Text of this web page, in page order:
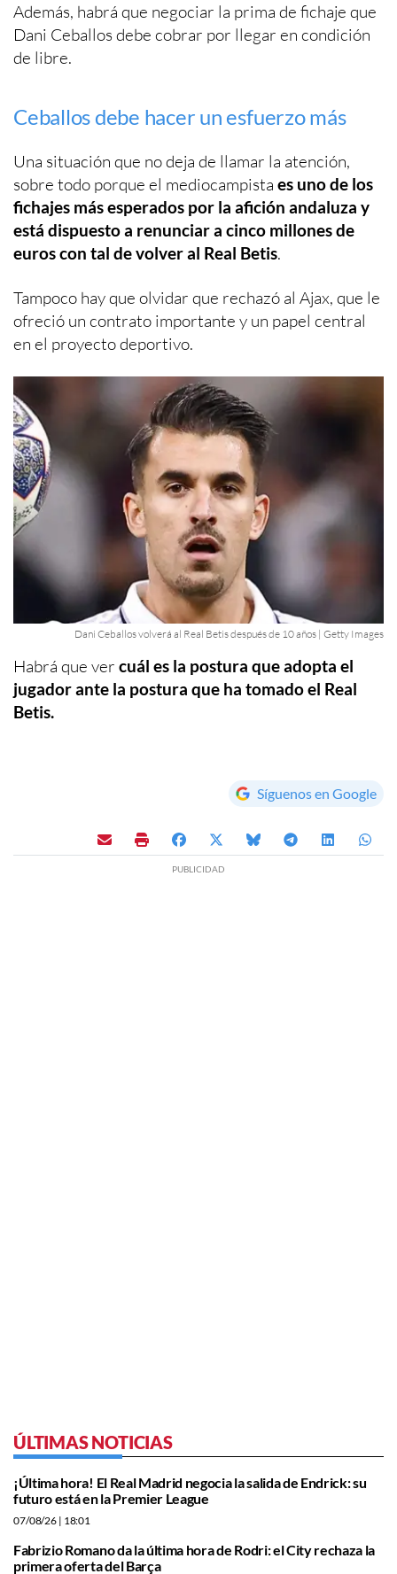
Además, habrá que negociar la prima de fichaje que
Dani Ceballos debe cobrar por llegar en condición
de libre.
Ceballos debe hacer un esfuerzo más
Una situación que no deja de llamar la atención,
sobre todo porque el mediocampista es uno de los
fichajes más esperados por la afición andaluza y
está dispuesto a renunciar a cinco millones de
euros con tal de volver al Real Betis.
Tampoco hay que olvidar que rechazó al Ajax, que le
ofreció un contrato importante y un papel central
en el proyecto deportivo.
Dani Ceballos volverá al Real Betis después de 10 años | Getty Images
Habrá que ver cuál es la postura que adopta el
jugador ante la postura que ha tomado el Real
Betis.
Síguenos en Google
ÚLTIMAS NOTICIAS
¡Última hora! El Real Madrid negocia la salida de Endrick: su
futuro está en la Premier League
07/08/26 | 18:01
Fabrizio Romano da la última hora de Rodri: el City rechaza la
primera oferta del Barça